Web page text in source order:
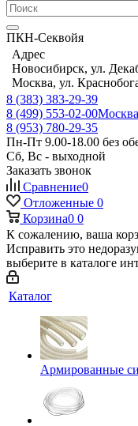
ПКН-Секвойя
Адрес
Новосибирск, ул.
Москва, ул.
8 (383) 383-29-39
8 (499) 553-02-00Москва
8 (953) 780-29-35
Пн-Пт 9.00-18.00 без
Сб, Вс - выходной
Заказать звонок
Сравнение0
Отложенные 0
Корзина0 0
К сожалению, ваша
Исправить это
выберите в каталоге
Каталог
Армированные